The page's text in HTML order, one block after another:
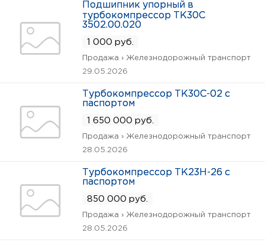
Подшипник упорный в
турбокомпрессор ТК30С
3502.00.020
1 000 руб.
Продажа › Железнодорожный транспорт
29.05.2026
Турбокомпрессор ТК30С-02 с
паспортом
1 650 000 руб.
Продажа › Железнодорожный транспорт
28.05.2026
Турбокомпрессор ТК23Н-26 с
паспортом
850 000 руб.
Продажа › Железнодорожный транспорт
28.05.2026